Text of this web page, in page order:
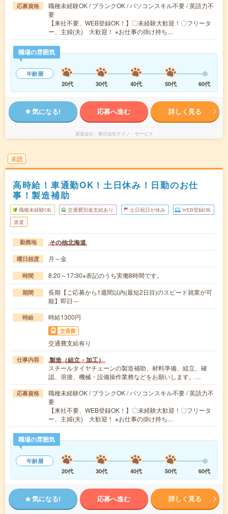
応募資格
職種未経験OK / ブランクOK / パソコンスキル不要 / 英語力不
要
【来社不要、WEB登録OK！】〇未経験大歓迎！〇フリータ
ー、主婦(夫) 大歓迎！ ※お仕事の掛け持ち…
職場の雰囲気
年齢層
20代
30代 40代 50代 60代
気になる! 応募へ進む 詳しく見る
派遣会社 株式会社テクノ・サービス
未読
高時給！車通勤OK！土日休み！日勤のお仕
事！製造補助
職種未経験OK 交通費別途支給あり 土日祝日が休み WEB登録OK
派遣
勤務地 その他北海道
曜日頻度 月～金
時間 8:20～17:30※表記のうち実働8時間です。
期間
長期【ご応募から1週間以内(最短2日目)のスピード就業が可
能】即日～
時給 時給1300円
交通費
交通費支給有り
仕事内容 製造（組立・加工）
スチールタイヤチェーンの製造補助、材料準備、組立、確
認、溶接、機械・設備操作業務などをお願いします。…
応募資格
職種未経験OK / ブランクOK / パソコンスキル不要 / 英語力不
要
【来社不要、WEB登録OK！】〇未経験大歓迎！〇フリータ
ー、主婦(夫) 大歓迎！ ※お仕事の掛け持ち…
職場の雰囲気
年齢層
20代
30代 40代 50代 60代
気になる! 応募へ進む 詳しく見る